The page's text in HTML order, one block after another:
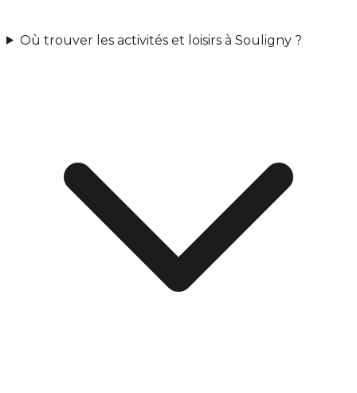
Où trouver les activités et loisirs à Souligny ?